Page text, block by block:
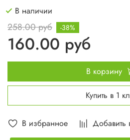
В избранное Добавить
В наличии
258.00 руб
160.00 руб
-38%
В корзину
Купить в 1